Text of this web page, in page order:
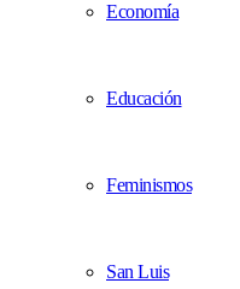
Economía
Educación
Feminismos
San Luis